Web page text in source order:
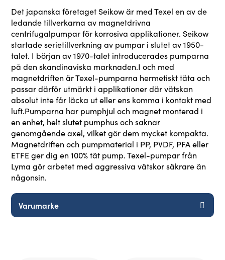
Det japanska företaget Seikow är med Texel en av de
ledande tillverkarna av magnetdrivna
centrifugalpumpar för korrosiva applikationer. Seikow
startade serietillverkning av pumpar i slutet av 1950-
talet. I början av 1970-talet introducerades pumparna
på den skandinaviska marknaden.I och med
magnetdriften är Texel-pumparna hermetiskt täta och
passar därför utmärkt i applikationer där vätskan
absolut inte får läcka ut eller ens komma i kontakt med
luft.Pumparna har pumphjul och magnet monterad i
en enhet, helt slutet pumphus och saknar
genomgående axel, vilket gör dem mycket kompakta.
Magnetdriften och pumpmaterial i PP, PVDF, PFA eller
ETFE ger dig en 100% tät pump. Texel-pumpar från
Lyma gör arbetet med aggressiva vätskor säkrare än
någonsin.